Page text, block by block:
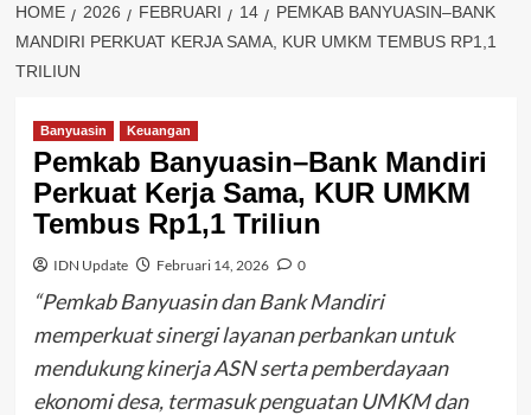
HOME 2026 FEBRUARI 14
PEMKAB BANYUASIN–BANK
MANDIRI PERKUAT KERJA SAMA, KUR UMKM TEMBUS RP1,1
TRILIUN
Banyuasin Keuangan
Pemkab Banyuasin–Bank Mandiri
Perkuat Kerja Sama, KUR UMKM
Tembus Rp1,1 Triliun
IDN Update Februari 14, 2026 0
“Pemkab Banyuasin dan Bank Mandiri
memperkuat sinergi layanan perbankan untuk
mendukung kinerja ASN serta pemberdayaan
ekonomi desa, termasuk penguatan UMKM dan